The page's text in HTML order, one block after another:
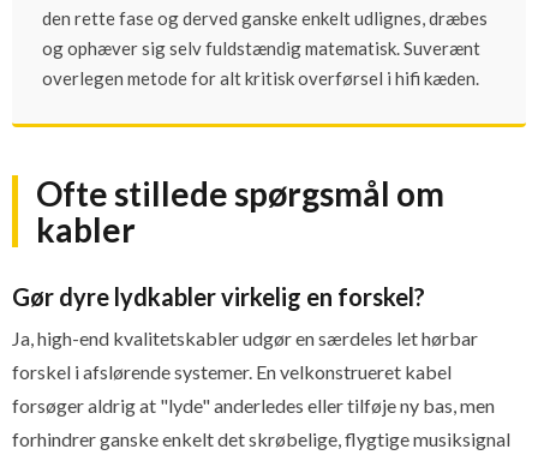
den rette fase og derved ganske enkelt udlignes, dræbes
og ophæver sig selv fuldstændig matematisk. Suverænt
overlegen metode for alt kritisk overførsel i hifi kæden.
Ofte stillede spørgsmål om
kabler
Gør dyre lydkabler virkelig en forskel?
Ja, high-end kvalitetskabler udgør en særdeles let hørbar
forskel i afslørende systemer. En velkonstrueret kabel
forsøger aldrig at "lyde" anderledes eller tilføje ny bas, men
forhindrer ganske enkelt det skrøbelige, flygtige musiksignal